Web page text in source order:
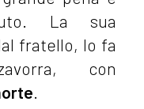
La sua
fratello, lo fa
con
.